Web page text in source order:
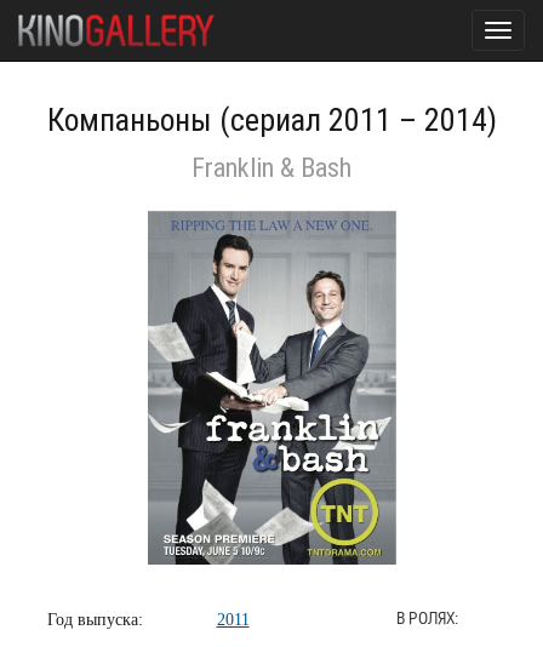
Компаньоны (сериал 2011 – 2014)
Franklin & Bash
Год выпуска: 2011 В РОЛЯХ: